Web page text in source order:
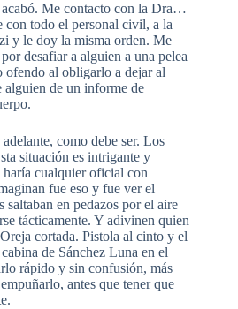
Me contacto con la Dra…
con todo el personal civil, a la
y le doy la misma orden. Me
desafiar a alguien a una pelea
al obligarlo a dejar al
alguien de un informe de
como debe ser. Los
situación es intrigante y
cualquier oficial con
fue eso y fue ver el
en pedazos por el aire
tácticamente. Y adivinen quien
cortada. Pistola al cinto y el
de Sánchez Luna en el
rápido y sin confusión, más
antes que tener que